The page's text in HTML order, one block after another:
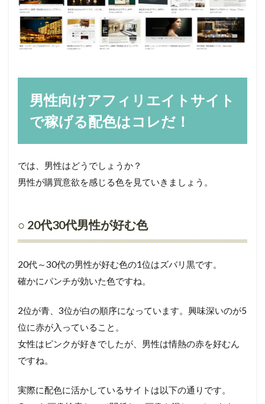
男性向けアフィリエイトサイト
で稼げる配色はコレだ！
では、男性はどうでしょうか？
男性が購買意欲を感じる色を見ていきましょう。
○ 20代30代男性が好む色
20代～30代の男性が好む色の1位はズバリ黒です。
確かにパンチが効いた色ですね。
2位が青、3位が白の順序になっています。興味深いのが5
位に赤が入っていること。
女性はピンクが好きでしたが、男性は情熱の赤を好むん
ですね。
実際に配色に活かしているサイトは以下の通りです。